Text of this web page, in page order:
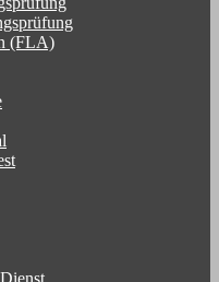
(FLA)